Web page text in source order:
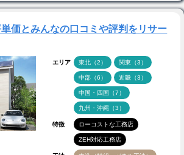
価とみんなの口コミや評判をリサー
エリア 東北（2） 関東（3）
中部（6） 近畿（3）
中国・四国（7）
九州・沖縄（3）
特徴 ローコストな工務店
ZEH対応工務店